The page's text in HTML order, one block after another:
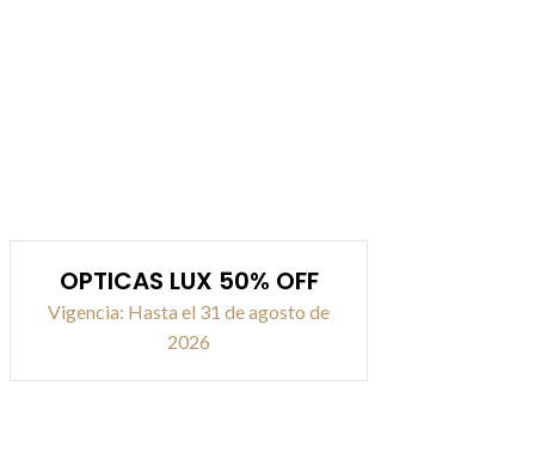
OPTICAS LUX 50% OFF
Vigencia: Hasta el 31 de agosto de
2026